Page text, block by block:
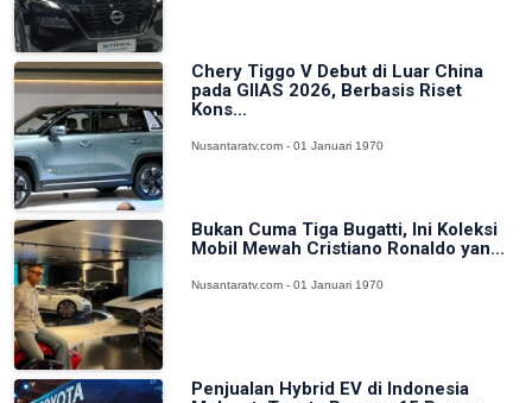
Chery Tiggo V Debut di Luar China
pada GIIAS 2026, Berbasis Riset
Kons...
Nusantaratv.com - 01 Januari 1970
Bukan Cuma Tiga Bugatti, Ini Koleksi
Mobil Mewah Cristiano Ronaldo yan...
Nusantaratv.com - 01 Januari 1970
Penjualan Hybrid EV di Indonesia